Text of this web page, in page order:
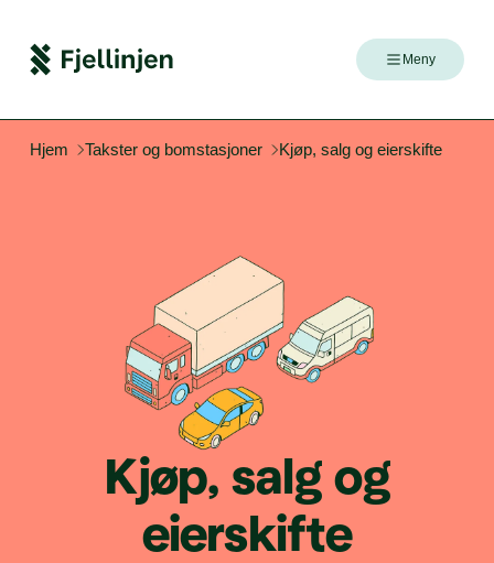
Meny
Hjem Takster og bomstasjoner Kjøp, salg og eierskifte
Kjøp, salg og
eier­skif­te